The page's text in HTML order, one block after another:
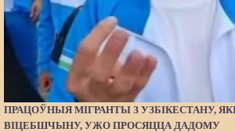
ПРАЦОЎНЫЯ МІГРАНТЫ З УЗБІКЕСТАНУ,
ВІЦЕБШЧЫНУ, УЖО ПРОСЯЦЦА ДАДОМУ